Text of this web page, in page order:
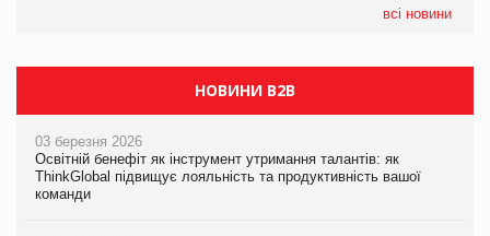
всі новини
НОВИНИ B2B
03 березня 2026
Освітній бенефіт як інструмент утримання талантів: як
ThinkGlobal підвищує лояльність та продуктивність вашої
команди